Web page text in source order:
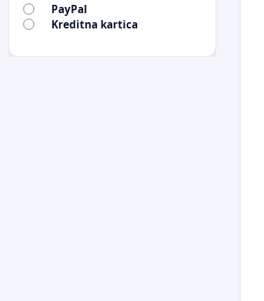
PayPal
Kreditna kartica